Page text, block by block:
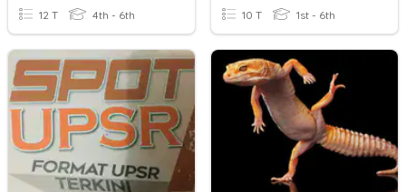
12 T 4th - 6th 10 T 1st - 6th